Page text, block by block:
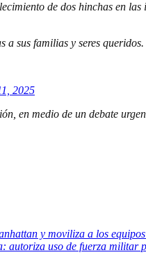
de dos hinchas en
a sus familias y seres queridos.
2025
en medio de un debate
y moviliza a los
autoriza uso de fuerza militar